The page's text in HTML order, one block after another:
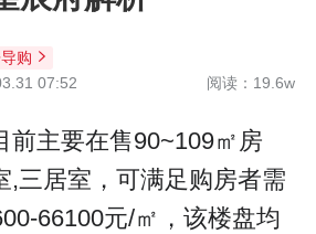
购
07:52
阅读：19.6w
前主要在售90~109㎡房
,三居室，可满足购房者需
66100元/㎡，该楼盘均